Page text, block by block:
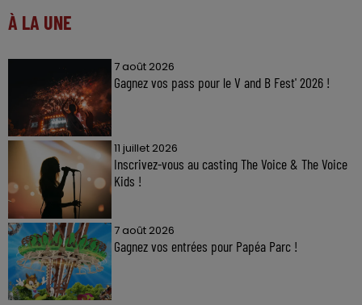
À LA UNE
7 août 2026
Gagnez vos pass pour le V and B Fest' 2026 !
11 juillet 2026
Inscrivez-vous au casting The Voice & The Voice
Kids !
7 août 2026
Gagnez vos entrées pour Papéa Parc !